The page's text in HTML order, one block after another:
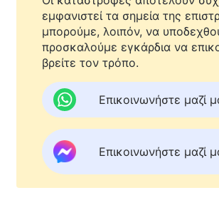
εμφανιστεί τα σημεία της
μπορούμε, λοιπόν, να
προσκαλούμε εγκάρδια να
βρείτε τον τρόπο.
Επικοινωνήστε μαζί
Επικοινωνήστε μαζί